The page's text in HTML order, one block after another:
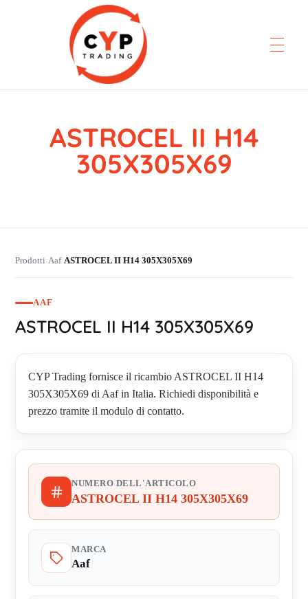
CYP Trading
Professionelle Ersatzteilbeschaffung
ASTROCEL II H14
305X305X69
Prodotti›Aaf›ASTROCEL II H14 305X305X69
AAF
ASTROCEL II H14 305X305X69
CYP Trading fornisce il ricambio ASTROCEL II H14
305X305X69 di Aaf in Italia. Richiedi disponibilità e
prezzo tramite il modulo di contatto.
NUMERO DELL'ARTICOLO
ASTROCEL II H14 305X305X69
MARCA
Aaf